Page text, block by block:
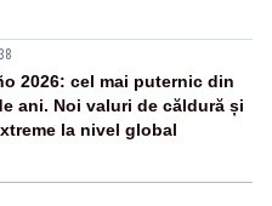
2026: cel mai puternic din
ani. Noi valuri de căldură și
la nivel global